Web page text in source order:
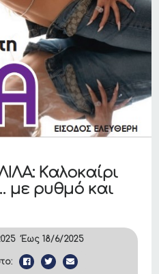
Καλοκαίρι
με ρυθμό και
Έως 18/6/2025